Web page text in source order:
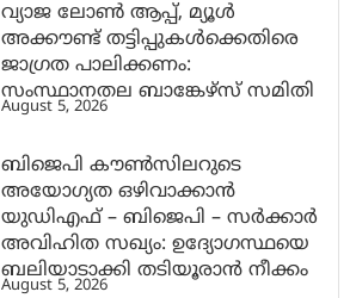
വ്യാജ ലോൺ ആപ്പ്, മ്യൂൾ
അക്കൗണ്ട് തട്ടിപ്പുകൾക്കെതിരെ
ജാ​ഗ്രത പാലിക്കണം:
സംസ്ഥാനതല ബാങ്കേഴ്സ് സമിതി
August 5, 2026
ബിജെപി കൗൺസിലറുടെ
അയോഗ്യത ഒഴിവാക്കാൻ
യുഡിഎഫ് – ബിജെപി – സർക്കാർ
അവിഹിത സഖ്യം: ഉദ്യോഗസ്ഥയെ
ബലിയാടാക്കി തടിയൂരാൻ നീക്കം
August 5, 2026